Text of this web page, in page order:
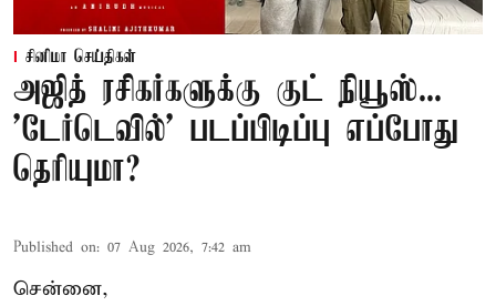
சினிமா செய்திகள்
அஜித் ரசிகர்களுக்கு குட் நியூஸ்...
'டேர்டெவில்' படப்பிடிப்பு எப்போது
தெரியுமா?
Published on: 07 Aug 2026, 7:42 am
சென்னை,